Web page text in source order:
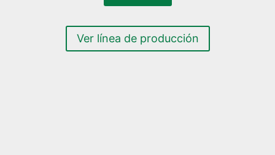
Ver línea de producción